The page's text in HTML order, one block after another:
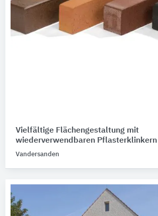
Vielfältige Flächengestaltung mit
wiederverwendbaren Pflasterklinkern
Vandersanden